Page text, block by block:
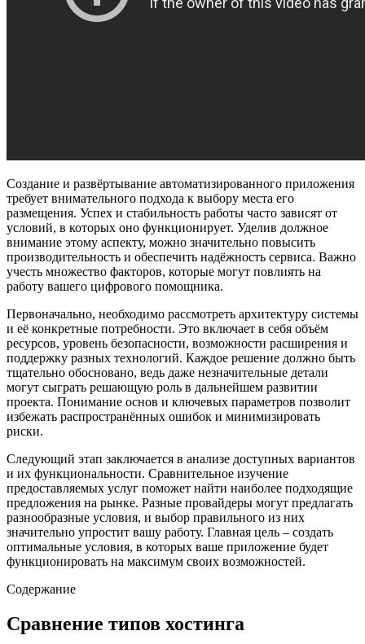
Создание и развёртывание автоматизированного приложения
требует внимательного подхода к выбору места его
размещения. Успех и стабильность работы часто зависят от
условий, в которых оно функционирует. Уделив должное
внимание этому аспекту, можно значительно повысить
производительность и обеспечить надёжность сервиса. Важно
учесть множество факторов, которые могут повлиять на
работу вашего цифрового помощника.
Первоначально, необходимо рассмотреть архитектуру системы
и её конкретные потребности. Это включает в себя объём
ресурсов, уровень безопасности, возможности расширения и
поддержку разных технологий. Каждое решение должно быть
тщательно обосновано, ведь даже незначительные детали
могут сыграть решающую роль в дальнейшем развитии
проекта. Понимание основ и ключевых параметров позволит
избежать распространённых ошибок и минимизировать
риски.
Следующий этап заключается в анализе доступных вариантов
и их функциональности. Сравнительное изучение
предоставляемых услуг поможет найти наиболее подходящие
предложения на рынке. Разные провайдеры могут предлагать
разнообразные условия, и выбор правильного из них
значительно упростит вашу работу. Главная цель – создать
оптимальные условия, в которых ваше приложение будет
функционировать на максимум своих возможностей.
Содержание
Сравнение типов хостинга